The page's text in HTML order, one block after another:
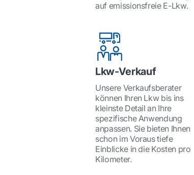
auf emissionsfreie E-Lkw.
Lkw-Verkauf
Unsere Verkaufsberater
können Ihren Lkw bis ins
kleinste Detail an Ihre
spezifische Anwendung
anpassen. Sie bieten Ihnen
schon im Voraus tiefe
Einblicke in die Kosten pro
Kilometer.